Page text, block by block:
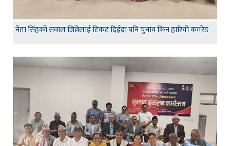
नेता सिंहकाे सवाल जित्नेलाई टिकट दिईदा पनि चुनाव किन हारियाे कमरेड